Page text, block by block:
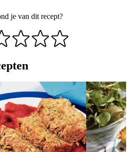
je van dit recept?